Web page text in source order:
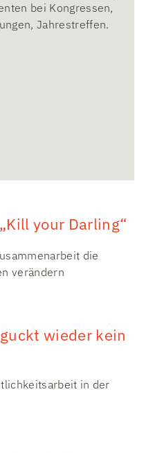
bei Kongressen,
Jahrestreffen.
your Darling“
die
verändern
wieder kein
in der